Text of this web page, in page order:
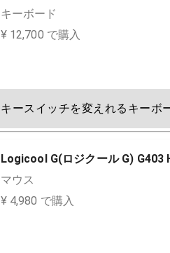
キーボード
¥ 12,700 で購入
キースイッチを変えれるキーボ
Logicool G(ロジクール G) G403
マウス
¥ 4,980 で購入